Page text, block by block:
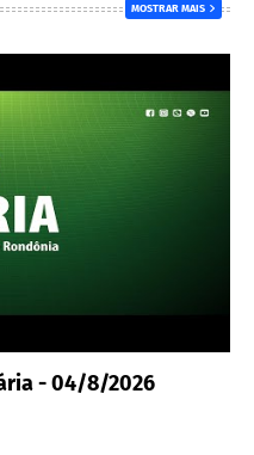
MOSTRAR MAIS
- 04/8/2026